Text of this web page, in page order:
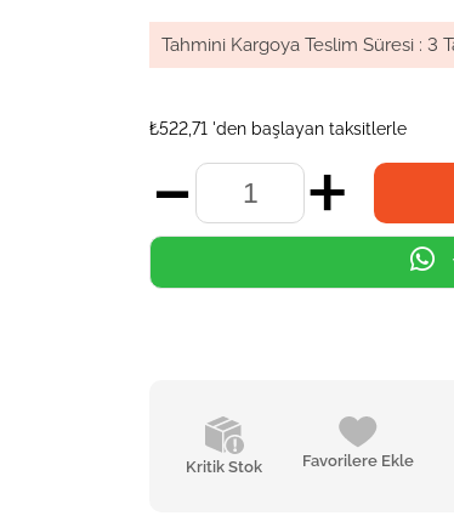
Tahmini Kargoya Teslim Süresi : 3
₺522,71 'den başlayan taksitlerle
Kritik Stok Favorilere Ekle